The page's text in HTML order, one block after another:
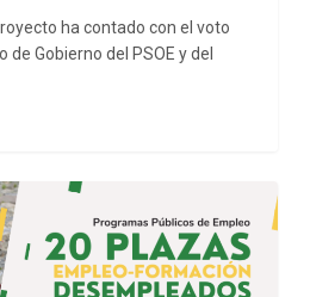
ha contado con el voto
Gobierno del PSOE y del